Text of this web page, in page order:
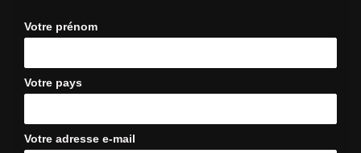
Votre prénom
Votre pays
Votre adresse e-mail